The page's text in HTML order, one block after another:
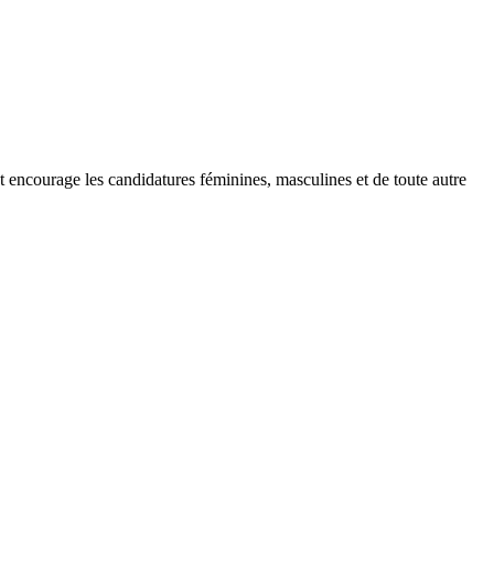
les candidatures féminines, masculines et de toute autre